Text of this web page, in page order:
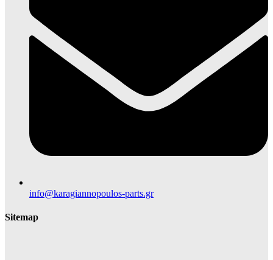
info@karagiannopoulos-parts.gr
Sitemap